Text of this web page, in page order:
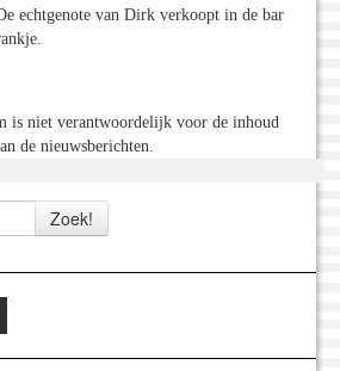
echtgenote van Dirk verkoopt in de bar
is niet verantwoordelijk voor de inhoud
de nieuwsberichten.